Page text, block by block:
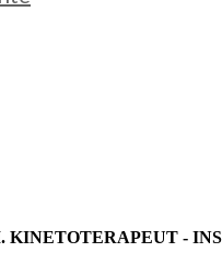
KINETOTERAPEUT -